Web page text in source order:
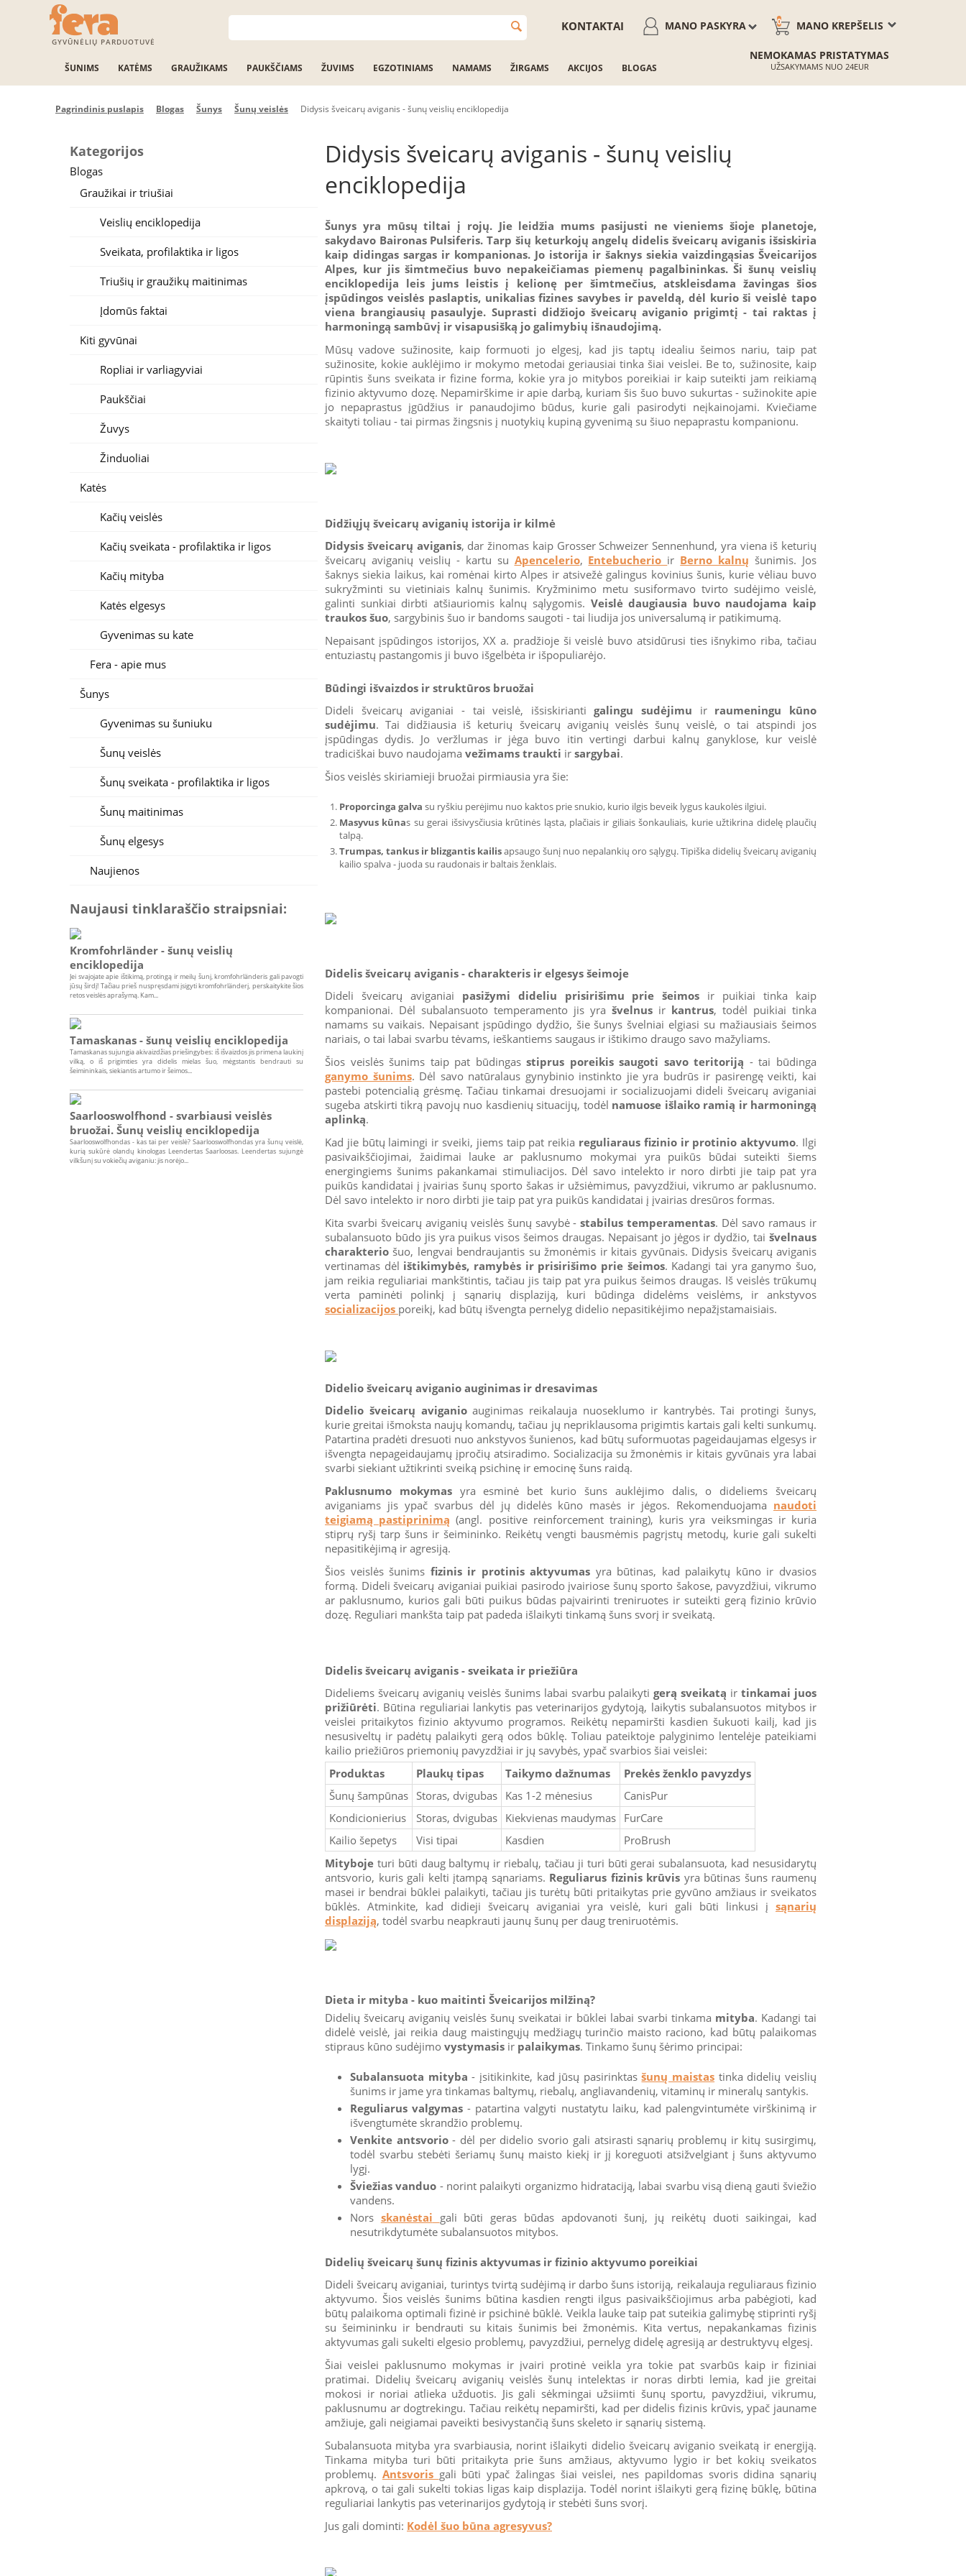
GYVŪNĖLIŲ PARDUOTUVĖ
MANO KREPŠELIS
0
MANO PASKYRA
KONTAKTAI
ŠUNIMS KATĖMS GRAUŽIKAMS PAUKŠČIAMS ŽUVIMS EGZOTINIAMS NAMAMS ŽIRGAMS AKCIJOS BLOGAS
NEMOKAMAS PRISTATYMAS
UŽSAKYMAMS NUO 24EUR
Pagrindinis puslapis Blogas Šunys Šunų veislės Didysis šveicarų aviganis - šunų veislių enciklopedija
Kategorijos
Blogas
Graužikai ir triušiai
Veislių enciklopedija
Sveikata, profilaktika ir ligos
Triušių ir graužikų maitinimas
Įdomūs faktai
Kiti gyvūnai
Ropliai ir varliagyviai
Paukščiai
Žuvys
Žinduoliai
Katės
Kačių veislės
Kačių sveikata - profilaktika ir ligos
Kačių mityba
Katės elgesys
Gyvenimas su kate
Fera - apie mus
Šunys
Gyvenimas su šuniuku
Šunų veislės
Šunų sveikata - profilaktika ir ligos
Šunų maitinimas
Šunų elgesys
Naujienos
Naujausi tinklaraščio straipsniai:
Kromfohrländer - šunų veislių
enciklopedija
Jei svajojate apie ištikimą, protingą ir meilų šunį, kromfohrländeris gali pavogti
jūsų širdį! Tačiau prieš nuspręsdami įsigyti kromfohrländerį, perskaitykite šios
retos veislės aprašymą. Kam...
Tamaskanas - šunų veislių enciklopedija
Tamaskanas sujungia akivaizdžias priešingybes: iš išvaizdos jis primena laukinį
vilką, o iš prigimties yra didelis mielas šuo, mėgstantis bendrauti su
šeimininkais, siekiantis artumo ir šeimos...
Saarlooswolfhond - svarbiausi veislės
bruožai. Šunų veislių enciklopedija
Saarlooswolfhondas - kas tai per veislė? Saarlooswolfhondas yra šunų veislė,
kurią sukūrė olandų kinologas Leendertas Saarloosas. Leendertas sujungė
vilkšunį su vokiečių aviganiu: jis norėjo...
Didysis šveicarų aviganis - šunų veislių
enciklopedija
Šunys yra mūsų tiltai į rojų. Jie leidžia mums pasijusti ne vieniems šioje planetoje,
sakydavo Baironas Pulsiferis. Tarp šių keturkojų angelų didelis šveicarų aviganis išsiskiria
kaip didingas sargas ir kompanionas. Jo istorija ir šaknys siekia vaizdingąsias Šveicarijos
Alpes, kur jis šimtmečius buvo nepakeičiamas piemenų pagalbininkas. Ši šunų veislių
enciklopedija leis jums leistis į kelionę per šimtmečius, atskleisdama žavingas šios
įspūdingos veislės paslaptis, unikalias fizines savybes ir paveldą, dėl kurio ši veislė tapo
viena brangiausių pasaulyje. Suprasti didžiojo šveicarų aviganio prigimtį - tai raktas į
harmoningą sambūvį ir visapusišką jo galimybių išnaudojimą.
Mūsų vadove sužinosite, kaip formuoti jo elgesį, kad jis taptų idealiu šeimos nariu, taip pat
sužinosite, kokie auklėjimo ir mokymo metodai geriausiai tinka šiai veislei. Be to, sužinosite, kaip
rūpintis šuns sveikata ir fizine forma, kokie yra jo mitybos poreikiai ir kaip suteikti jam reikiamą
fizinio aktyvumo dozę. Nepamirškime ir apie darbą, kuriam šis šuo buvo sukurtas - sužinokite apie
jo nepaprastus įgūdžius ir panaudojimo būdus, kurie gali pasirodyti neįkainojami. Kviečiame
skaityti toliau - tai pirmas žingsnis į nuotykių kupiną gyvenimą su šiuo nepaprastu kompanionu.
Didžiųjų šveicarų aviganių istorija ir kilmė
Didysis šveicarų aviganis, dar žinomas kaip Grosser Schweizer Sennenhund, yra viena iš keturių
šveicarų aviganių veislių - kartu su Apencelerio, Entebucherio ir Berno kalnų šunimis. Jos
šaknys siekia laikus, kai romėnai kirto Alpes ir atsivežė galingus kovinius šunis, kurie vėliau buvo
sukryžminti su vietiniais kalnų šunimis. Kryžminimo metu susiformavo tvirto sudėjimo veislė,
galinti sunkiai dirbti atšiauriomis kalnų sąlygomis. Veislė daugiausia buvo naudojama kaip
traukos šuo, sargybinis šuo ir bandoms saugoti - tai liudija jos universalumą ir patikimumą.
Nepaisant įspūdingos istorijos, XX a. pradžioje ši veislė buvo atsidūrusi ties išnykimo riba, tačiau
entuziastų pastangomis ji buvo išgelbėta ir išpopuliarėjo.
Būdingi išvaizdos ir struktūros bruožai
Dideli šveicarų aviganiai - tai veislė, išsiskiriantigalingu sudėjimu ir raumeningu kūno
sudėjimu. Tai didžiausia iš keturių šveicarų aviganių veislės šunų veislė, o tai atspindi jos
įspūdingas dydis. Jo veržlumas ir jėga buvo itin vertingi darbui kalnų ganyklose, kur veislė
tradiciškai buvo naudojama vežimams traukti ir sargybai.
Šios veislės skiriamieji bruožai pirmiausia yra šie:
Proporcinga galva su ryškiu perėjimu nuo kaktos prie snukio, kurio ilgis beveik lygus kaukolės ilgiui.
Masyvus kūnas su gerai išsivysčiusia krūtinės ląsta, plačiais ir giliais šonkauliais, kurie užtikrina didelę plaučių
talpą.
Trumpas, tankus ir blizgantis kailisapsaugo šunį nuo nepalankių oro sąlygų. Tipiška didelių šveicarų aviganių
kailio spalva - juoda su raudonais ir baltais ženklais.
Didelis šveicarų aviganis - charakteris ir elgesys šeimoje
Dideli šveicarų aviganiai pasižymi dideliu prisirišimu prie šeimos ir puikiai tinka kaip
kompanionai. Dėl subalansuoto temperamento jis yra švelnus ir kantrus, todėl puikiai tinka
namams su vaikais. Nepaisant įspūdingo dydžio, šie šunys švelniai elgiasi su mažiausiais šeimos
nariais, o tai labai svarbu tėvams, ieškantiems saugaus ir ištikimo draugo savo mažyliams.
Šios veislės šunims taip pat būdingasstiprus poreikis saugoti savo teritoriją - tai būdinga
ganymo šunims. Dėl savo natūralaus gynybinio instinkto jie yra budrūs ir pasirengę veikti, kai
pastebi potencialią grėsmę. Tačiau tinkamai dresuojami ir socializuojami dideli šveicarų aviganiai
sugeba atskirti tikrą pavojų nuo kasdienių situacijų, todėl namuose išlaiko ramią ir harmoningą
aplinką.
Kad jie būtų laimingi ir sveiki, jiems taip pat reikia reguliaraus fizinio ir protinio aktyvumo. Ilgi
pasivaikščiojimai, žaidimai lauke ar paklusnumo mokymai yra puikūs būdai suteikti šiems
energingiems šunims pakankamai stimuliacijos. Dėl savo intelekto ir noro dirbti jie taip pat yra
puikūs kandidatai į įvairias šunų sporto šakas ir užsiėmimus, pavyzdžiui, vikrumo ar paklusnumo.
Dėl savo intelekto ir noro dirbti jie taip pat yra puikūs kandidatai į įvairias dresūros formas.
Kita svarbi šveicarų aviganių veislės šunų savybė -stabilus temperamentas. Dėl savo ramaus ir
subalansuoto būdo jis yra puikus visos šeimos draugas. Nepaisant jo jėgos ir dydžio, tai švelnaus
charakterio šuo, lengvai bendraujantis su žmonėmis ir kitais gyvūnais. Didysis šveicarų aviganis
vertinamas dėl ištikimybės, ramybės ir prisirišimo prie šeimos. Kadangi tai yra ganymo šuo,
jam reikia reguliariai mankštintis, tačiau jis taip pat yra puikus šeimos draugas. Iš veislės trūkumų
verta paminėti polinkį į sąnarių displaziją, kuri būdinga didelėms veislėms, ir ankstyvos
socializacijos poreikį, kad būtų išvengta pernelyg didelio nepasitikėjimo nepažįstamaisiais.
Didelio šveicarų aviganio auginimas ir dresavimas
Didelio šveicarų aviganioauginimas reikalauja nuoseklumo ir kantrybės. Tai protingi šunys,
kurie greitai išmoksta naujų komandų, tačiau jų nepriklausoma prigimtis kartais gali kelti sunkumų.
Patartina pradėti dresuoti nuo ankstyvos šunienos, kad būtų suformuotas pageidaujamas elgesys ir
išvengta nepageidaujamų įpročių atsiradimo. Socializacija su žmonėmis ir kitais gyvūnais yra labai
svarbi siekiant užtikrinti sveiką psichinę ir emocinę šuns raidą.
Paklusnumo mokymasyra esminė bet kurio šuns auklėjimo dalis, o dideliems šveicarų
aviganiams jis ypač svarbus dėl jų didelės kūno masės ir jėgos. Rekomenduojama naudoti
teigiamą pastiprinimą (angl. positive reinforcement training), kuris yra veiksmingas ir kuria
stiprų ryšį tarp šuns ir šeimininko. Reikėtų vengti bausmėmis pagrįstų metodų, kurie gali sukelti
nepasitikėjimą ir agresiją.
Šios veislės šunims fizinis ir protinis aktyvumas yra būtinas, kad palaikytų kūno ir dvasios
formą. Dideli šveicarų aviganiai puikiai pasirodo įvairiose šunų sporto šakose, pavyzdžiui, vikrumo
ar paklusnumo, kurios gali būti puikus būdas paįvairinti treniruotes ir suteikti gerą fizinio krūvio
dozę. Reguliari mankšta taip pat padeda išlaikyti tinkamą šuns svorį ir sveikatą.
Didelis šveicarų aviganis - sveikata ir priežiūra
Dideliems šveicarų aviganių veislės šunims labai svarbu palaikytigerą sveikatą irtinkamai juos
prižiūrėti. Būtina reguliariai lankytis pas veterinarijos gydytoją, laikytis subalansuotos mitybos ir
veislei pritaikytos fizinio aktyvumo programos. Reikėtų nepamiršti kasdien šukuoti kailį, kad jis
nesusiveltų ir padėtų palaikyti gerą odos būklę. Toliau pateiktoje palyginimo lentelėje pateikiami
kailio priežiūros priemonių pavyzdžiai ir jų savybės, ypač svarbios šiai veislei:
Produktas
Plaukų tipas Taikymo dažnumas
Prekės ženklo pavyzdys
Šunų šampūnas Storas, dvigubas Kas 1-2 mėnesius
CanisPur
Kondicionierius
Storas, dvigubas Kiekvienas maudymas FurCare
Kailio šepetys
Visi tipai Kasdien
ProBrush
Mityboje turi būti daug baltymų ir riebalų, tačiau ji turi būti gerai subalansuota, kad nesusidarytų
antsvorio, kuris gali kelti įtampą sąnariams. Reguliarus fizinis krūvis yra būtinas šuns raumenų
masei ir bendrai būklei palaikyti, tačiau jis turėtų būti pritaikytas prie gyvūno amžiaus ir sveikatos
būklės. Atminkite, kad didieji šveicarų aviganiai yra veislė, kuri gali būti linkusi į sąnarių
displaziją, todėl svarbu neapkrauti jaunų šunų per daug treniruotėmis.
Dieta ir mityba - kuo maitinti Šveicarijos milžiną?
Didelių šveicarų aviganių veislės šunų sveikatai ir būklei labai svarbi tinkama mityba. Kadangi tai
didelė veislė, jai reikia daug maistingųjų medžiagų turinčio maisto raciono, kad būtų palaikomas
stipraus kūno sudėjimo vystymasis ir palaikymas. Tinkamo šunų šėrimo principai:
Subalansuota mityba - įsitikinkite, kad jūsų pasirinktasšunų maistas tinka didelių veislių
šunims ir jame yra tinkamas baltymų, riebalų, angliavandenių, vitaminų ir mineralų santykis.
Reguliarus valgymas - patartina valgyti nustatytu laiku, kad palengvintumėte virškinimą ir
išvengtumėte skrandžio problemų.
Venkite antsvorio- dėl per didelio svorio gali atsirasti sąnarių problemų ir kitų susirgimų,
todėl svarbu stebėti šeriamų šunų maisto kiekį ir jį koreguoti atsižvelgiant į šuns aktyvumo
lygį.
Šviežias vanduo - norint palaikyti organizmo hidrataciją, labai svarbu visą dieną gauti šviežio
vandens.
Nors skanėstai gali būti geras būdas apdovanoti šunį, jų reikėtų duoti saikingai, kad
nesutrikdytumėte subalansuotos mitybos.
Didelių šveicarų šunų fizinis aktyvumas ir fizinio aktyvumo poreikiai
Dideli šveicarų aviganiai, turintys tvirtą sudėjimą ir darbo šuns istoriją, reikalauja reguliaraus fizinio
aktyvumo. Šios veislės šunims būtina kasdien rengti ilgus pasivaikščiojimus arba pabėgioti, kad
būtų palaikoma optimali fizinė ir psichinė būklė. Veikla lauke taip pat suteikia galimybę stiprinti ryšį
su šeimininku ir bendrauti su kitais šunimis bei žmonėmis. Kita vertus, nepakankamas fizinis
aktyvumas gali sukelti elgesio problemų, pavyzdžiui, pernelyg didelę agresiją ar destruktyvų elgesį.
Šiai veislei paklusnumo mokymas ir įvairi protinė veikla yra tokie pat svarbūs kaip ir fiziniai
pratimai. Didelių šveicarų aviganių veislės šunų intelektas ir noras dirbti lemia, kad jie greitai
mokosi ir noriai atlieka užduotis. Jis gali sėkmingai užsiimti šunų sportu, pavyzdžiui, vikrumu,
paklusnumu ar dogtrekingu. Tačiau reikėtų nepamiršti, kad per didelis fizinis krūvis, ypač jauname
amžiuje, gali neigiamai paveikti besivystančią šuns skeleto ir sąnarių sistemą.
Subalansuota mityba yra svarbiausia, norint išlaikyti didelio šveicarų aviganio sveikatą ir energiją.
Tinkama mityba turi būti pritaikyta prie šuns amžiaus, aktyvumo lygio ir bet kokių sveikatos
problemų. Antsvoris gali būti ypač žalingas šiai veislei, nes papildomas svoris didina sąnarių
apkrovą, o tai gali sukelti tokias ligas kaip displazija. Todėl norint išlaikyti gerą fizinę būklę, būtina
reguliariai lankytis pas veterinarijos gydytoją ir stebėti šuns svorį.
Jus gali dominti: Kodėl šuo būna agresyvus?